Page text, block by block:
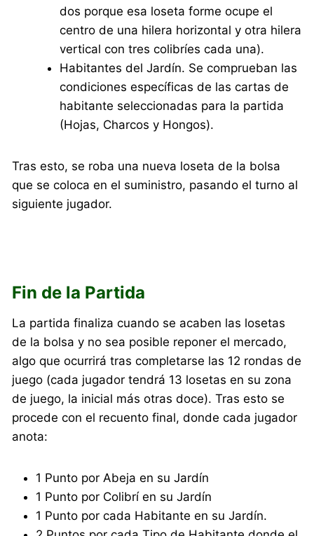
dos porque esa loseta forme ocupe el
centro de una hilera horizontal y otra hilera
vertical con tres colibríes cada una).
Habitantes del Jardín. Se comprueban las
condiciones específicas de las cartas de
habitante seleccionadas para la partida
(Hojas, Charcos y Hongos).
Tras esto, se roba una nueva loseta de la bolsa
que se coloca en el suministro, pasando el turno al
siguiente jugador.
Fin de la Partida
La partida finaliza cuando se acaben las losetas
de la bolsa y no sea posible reponer el mercado,
algo que ocurrirá tras completarse las 12 rondas de
juego (cada jugador tendrá 13 losetas en su zona
de juego, la inicial más otras doce). Tras esto se
procede con el recuento final, donde cada jugador
anota:
1 Punto por Abeja en su Jardín
1 Punto por Colibrí en su Jardín
1 Punto por cada Habitante en su Jardín.